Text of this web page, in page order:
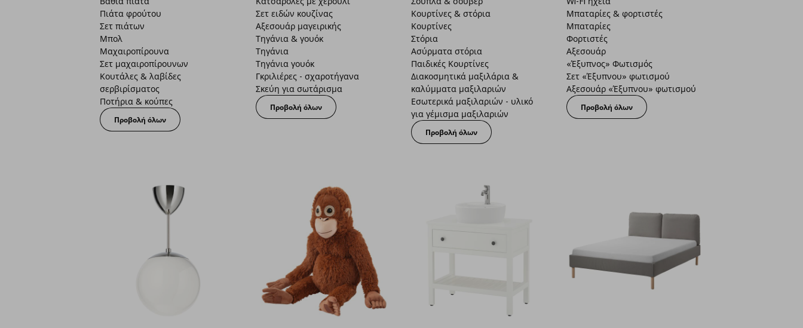
Πιάτα φρούτου
Σετ πιάτων
Μπολ
Μαχαιροπίρουνα
Σετ μαχαιροπίρουνων
Κουτάλες & λαβίδες
σερβιρίσματος
Ποτήρια & κούπες
Προβολή όλων
Σετ ειδών κουζίνας
Αξεσουάρ μαγειρικής
Τηγάνια & γουόκ
Τηγάνια
Τηγάνια γουόκ
Γκριλιέρες - σχαροτήγανα
Σκεύη για σωτάρισμα
Προβολή όλων
Κουρτίνες & στόρια
Κουρτίνες
Στόρια
Ασύρματα στόρια
Παιδικές Κουρτίνες
Διακοσμητικά μαξιλάρια &
καλύμματα μαξιλαριών
Εσωτερικά μαξιλαριών - υλικό
για γέμισμα μαξιλαριών
Προβολή όλων
Μπαταρίες & φορτιστές
Μπαταρίες
Φορτιστές
Αξεσουάρ
«Έξυπνος» Φωτισμός
Σετ «Έξυπνου» φωτισμού
Αξεσουάρ «Έξυπνου» φωτισμού
Προβολή όλων